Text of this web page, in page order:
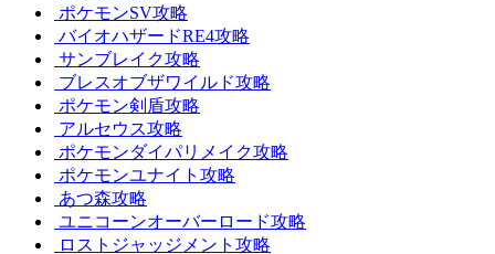
ポケモンSV攻略
バイオハザードRE4攻略
サンブレイク攻略
ブレスオブザワイルド攻略
ポケモン剣盾攻略
アルセウス攻略
ポケモンダイパリメイク攻略
ポケモンユナイト攻略
あつ森攻略
ユニコーンオーバーロード攻略
ロストジャッジメント攻略